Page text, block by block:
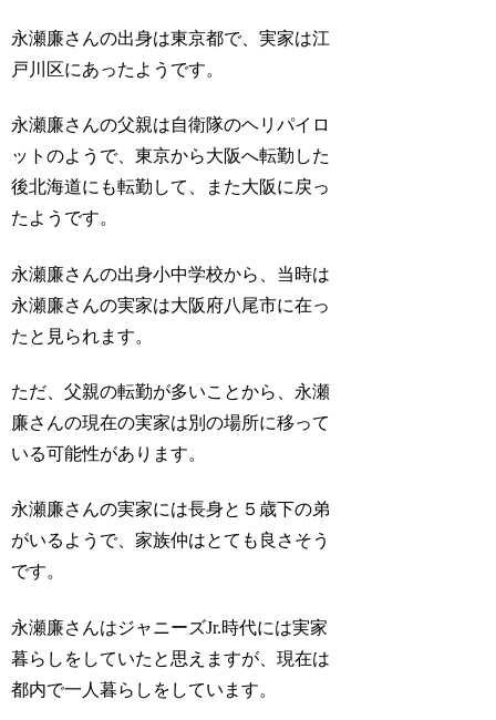
永瀬廉さんの出身は東京都で、実家は江
戸川区にあったようです。
永瀬廉さんの父親は自衛隊のヘリパイロ
ットのようで、東京から大阪へ転勤した
後北海道にも転勤して、また大阪に戻っ
たようです。
永瀬廉さんの出身小中学校から、当時は
永瀬廉さんの実家は大阪府八尾市に在っ
たと見られます。
ただ、父親の転勤が多いことから、永瀬
廉さんの現在の実家は別の場所に移って
いる可能性があります。
永瀬廉さんの実家には長身と５歳下の弟
がいるようで、家族仲はとても良さそう
です。
永瀬廉さんはジャニーズJr.時代には実家
暮らしをしていたと思えますが、現在は
都内で一人暮らしをしています。